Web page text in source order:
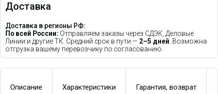
Доставка
Доставка в регионы РФ:
По всей России: Отправляем заказы через СДЭК, Деловые
Линии и другие ТК. Средний срок в пути — 2–5 дней. Возможна
отгрузка вашему перевозчику по согласованию.
Описание Характеристики Гарантия, возврат